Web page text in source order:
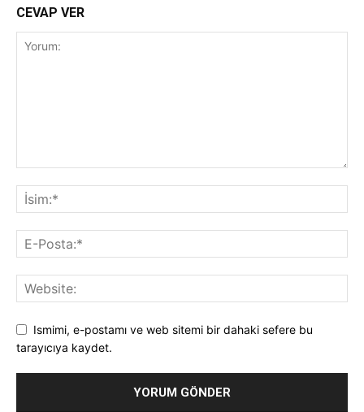
CEVAP VER
Ismimi, e-postamı ve web sitemi bir dahaki sefere bu
tarayıcıya kaydet.